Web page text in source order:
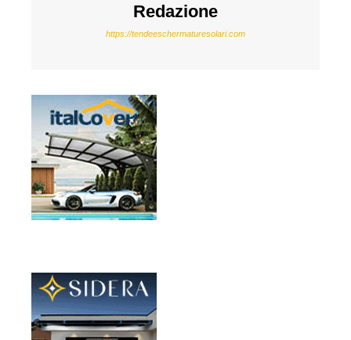
Redazione
https://tendeeschermaturesolari.com